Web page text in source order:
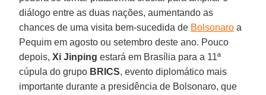
diálogo entre as duas nações, aumentando as
chances de uma visita bem-sucedida de Bolsonaro a
Pequim em agosto ou setembro deste ano. Pouco
depois, Xi Jinping estará em Brasília para a 11ª
cúpula do grupo BRICS, evento diplomático mais
importante durante a presidência de Bolsonaro, que